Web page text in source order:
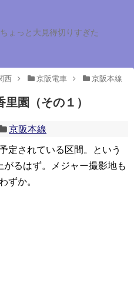
ょっと大見得切りすぎた
西 京阪電車 京阪本線
園（その１）
京阪本線
定されている区間。という
るはず。メジャー撮影地も
ずか。